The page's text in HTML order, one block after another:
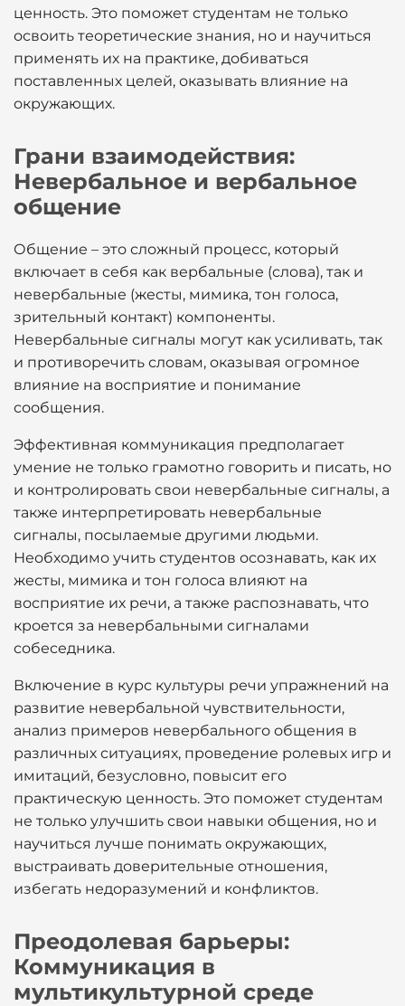
ценность. Это поможет студентам не только
освоить теоретические знания, но и научиться
применять их на практике, добиваться
поставленных целей, оказывать влияние на
окружающих.
Грани взаимодействия:
Невербальное и вербальное
общение
Общение – это сложный процесс, который
включает в себя как вербальные (слова), так и
невербальные (жесты, мимика, тон голоса,
зрительный контакт) компоненты.
Невербальные сигналы могут как усиливать, так
и противоречить словам, оказывая огромное
влияние на восприятие и понимание
сообщения.
Эффективная коммуникация предполагает
умение не только грамотно говорить и писать, но
и контролировать свои невербальные сигналы, а
также интерпретировать невербальные
сигналы, посылаемые другими людьми.
Необходимо учить студентов осознавать, как их
жесты, мимика и тон голоса влияют на
восприятие их речи, а также распознавать, что
кроется за невербальными сигналами
собеседника.
Включение в курс культуры речи упражнений на
развитие невербальной чувствительности,
анализ примеров невербального общения в
различных ситуациях, проведение ролевых игр и
имитаций, безусловно, повысит его
практическую ценность. Это поможет студентам
не только улучшить свои навыки общения, но и
научиться лучше понимать окружающих,
выстраивать доверительные отношения,
избегать недоразумений и конфликтов.
Преодолевая барьеры:
Коммуникация в
мультикультурной среде